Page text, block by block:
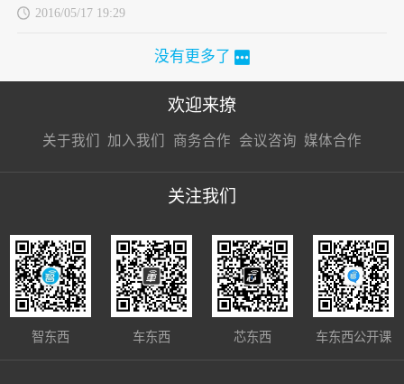
2016/05/17 19:29
没有更多了
欢迎来撩
关于我们 加入我们
接扔简历
商务合作
接开聊
会议咨询 媒体合作
接开聊
关注我们
智东西 车东西 芯东西 车东西公开课